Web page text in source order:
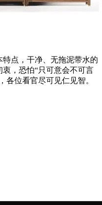
点，干净、无拖泥带水的
，恐怕“只可意会不可言
各位看官尽可见仁见智。